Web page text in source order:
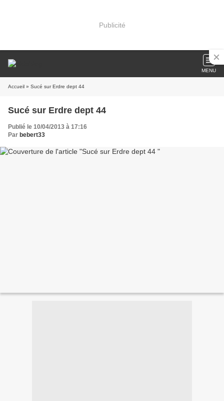
Publicité
MENU
Accueil » Sucé sur Erdre dept 44
Sucé sur Erdre dept 44
Publié le 10/04/2013 à 17:16
Par bebert33